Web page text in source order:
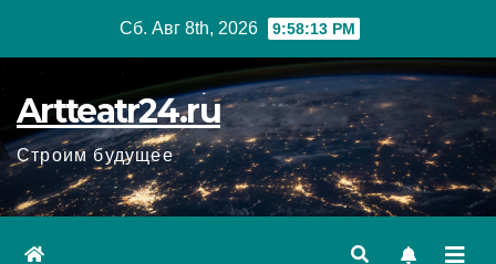
Сб. Авг 8th, 2026 9:58:14 PM
Artteatr24.ru
Строим будущее